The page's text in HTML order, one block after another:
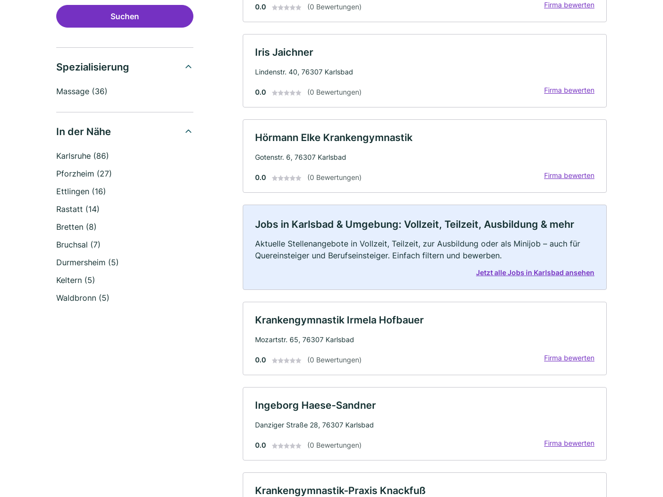
Suchen
Spezialisierung
Massage (36)
In der Nähe
Karlsruhe (86)
Pforzheim (27)
Ettlingen (16)
Rastatt (14)
Bretten (8)
Bruchsal (7)
Durmersheim (5)
Keltern (5)
Waldbronn (5)
0.0 (0 Bewertungen) Firma bewerten
Iris Jaichner
Lindenstr. 40, 76307 Karlsbad
0.0 (0 Bewertungen) Firma bewerten
Hörmann Elke Krankengymnastik
Gotenstr. 6, 76307 Karlsbad
0.0 (0 Bewertungen) Firma bewerten
Jobs in Karlsbad & Umgebung: Vollzeit, Teilzeit, Ausbildung & mehr
Aktuelle Stellenangebote in Vollzeit, Teilzeit, zur Ausbildung oder als Minijob – auch für
Quereinsteiger und Berufseinsteiger. Einfach filtern und bewerben.
Jetzt alle Jobs in Karlsbad ansehen
Krankengymnastik Irmela Hofbauer
Mozartstr. 65, 76307 Karlsbad
0.0 (0 Bewertungen) Firma bewerten
Ingeborg Haese-Sandner
Danziger Straße 28, 76307 Karlsbad
0.0 (0 Bewertungen) Firma bewerten
Krankengymnastik-Praxis Knackfuß